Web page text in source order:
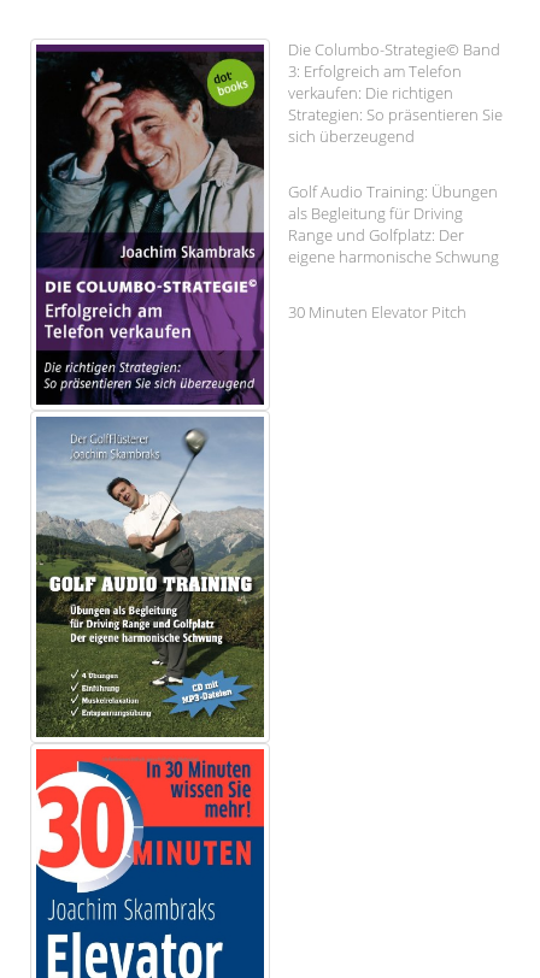
Die Columbo-Strategie© Band
3: Erfolgreich am Telefon
verkaufen: Die richtigen
Strategien: So präsentieren Sie
sich überzeugend
Golf Audio Training: Übungen
als Begleitung für Driving
Range und Golfplatz: Der
eigene harmonische Schwung
30 Minuten Elevator Pitch